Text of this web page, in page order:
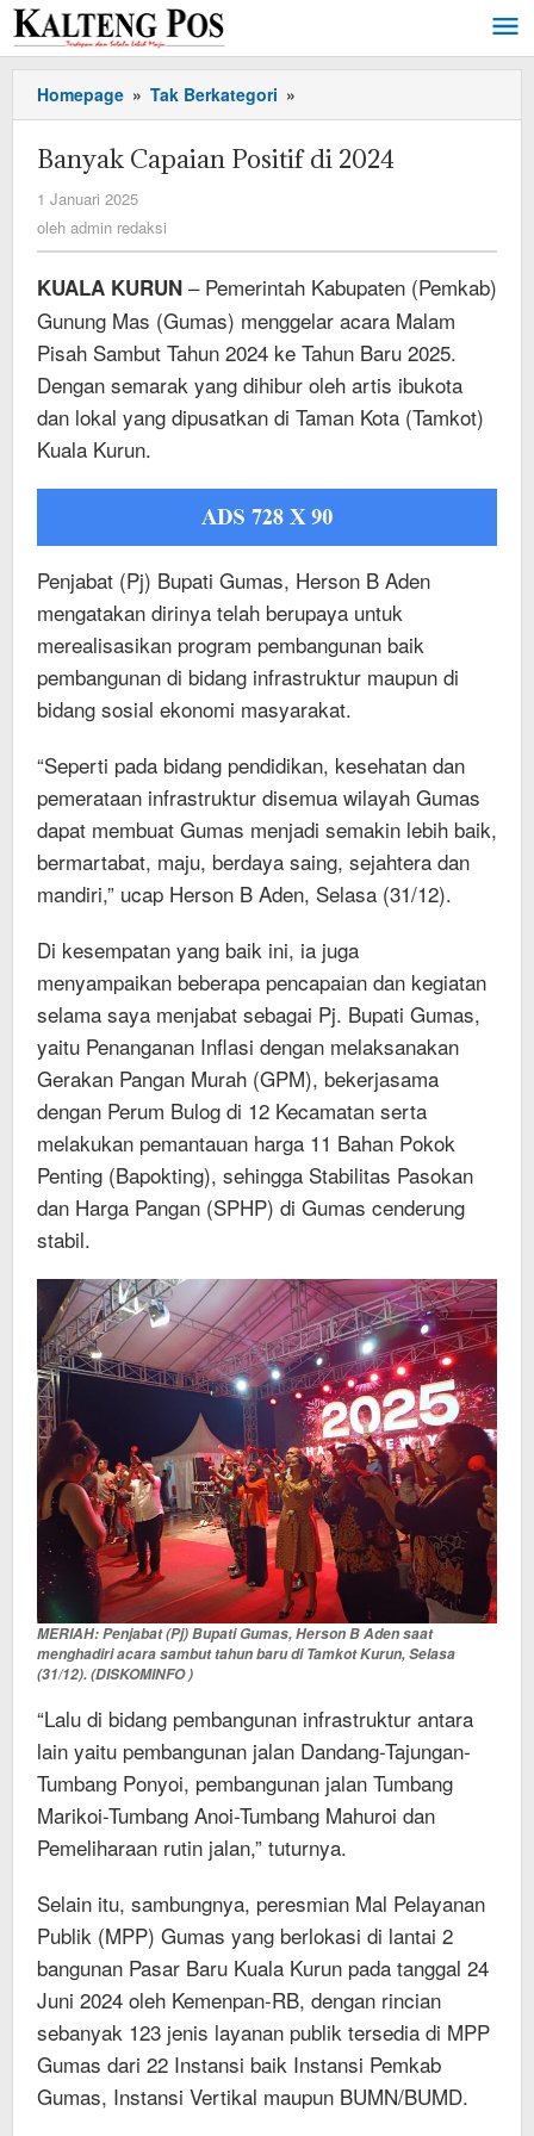
Lewati
ke
konten
Homepage » Tak Berkategori »
Capaian
Positif
di
Banyak Capaian Positif di 2024
1 Januari 2025
admin
redaksi
oleh admin redaksi
KUALA KURUN – Pemerintah Kabupaten (Pemkab)
Gunung Mas (Gumas) menggelar acara Malam
Pisah Sambut Tahun 2024 ke Tahun Baru 2025.
Dengan semarak yang dihibur oleh artis ibukota
dan lokal yang dipusatkan di Taman Kota (Tamkot)
Kuala Kurun.
Penjabat (Pj) Bupati Gumas, Herson B Aden
mengatakan dirinya telah berupaya untuk
merealisasikan program pembangunan baik
pembangunan di bidang infrastruktur maupun di
bidang sosial ekonomi masyarakat.
“Seperti pada bidang pendidikan, kesehatan dan
pemerataan infrastruktur disemua wilayah Gumas
dapat membuat Gumas menjadi semakin lebih baik,
bermartabat, maju, berdaya saing, sejahtera dan
mandiri,” ucap Herson B Aden, Selasa (31/12).
Di kesempatan yang baik ini, ia juga
menyampaikan beberapa pencapaian dan kegiatan
selama saya menjabat sebagai Pj. Bupati Gumas,
yaitu Penanganan Inflasi dengan melaksanakan
Gerakan Pangan Murah (GPM), bekerjasama
dengan Perum Bulog di 12 Kecamatan serta
melakukan pemantauan harga 11 Bahan Pokok
Penting (Bapokting), sehingga Stabilitas Pasokan
dan Harga Pangan (SPHP) di Gumas cenderung
stabil.
MERIAH: Penjabat (Pj) Bupati Gumas, Herson B Aden saat
menghadiri acara sambut tahun baru di Tamkot Kurun, Selasa
(31/12). (DISKOMINFO )
“Lalu di bidang pembangunan infrastruktur antara
lain yaitu pembangunan jalan Dandang-Tajungan-
Tumbang Ponyoi, pembangunan jalan Tumbang
Marikoi-Tumbang Anoi-Tumbang Mahuroi dan
Pemeliharaan rutin jalan,” tuturnya.
Selain itu, sambungnya, peresmian Mal Pelayanan
Publik (MPP) Gumas yang berlokasi di lantai 2
bangunan Pasar Baru Kuala Kurun pada tanggal 24
Juni 2024 oleh Kemenpan-RB, dengan rincian
sebanyak 123 jenis layanan publik tersedia di MPP
Gumas dari 22 Instansi baik Instansi Pemkab
Gumas, Instansi Vertikal maupun BUMN/BUMD.